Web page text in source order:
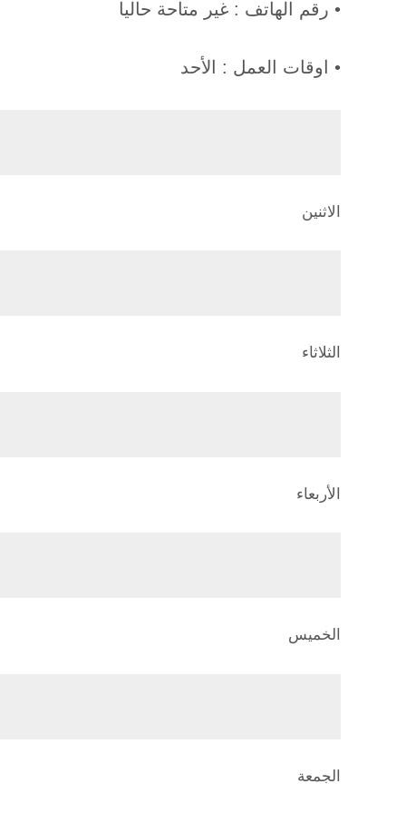
• رقم الهاتف : غير متاحة حاليا
• اوقات العمل : الأحد
الاثنين
الثلاثاء
الأربعاء
الخميس
الجمعة